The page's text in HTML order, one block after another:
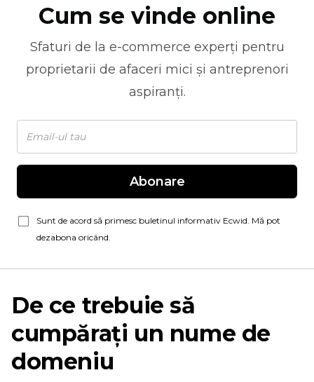
Cum se vinde online
Sfaturi de la e-commerce experți pentru
proprietarii de afaceri mici și antreprenori
aspiranți.
Abonare
Sunt de acord să primesc buletinul informativ Ecwid. Mă pot
dezabona oricând.
De ce trebuie să
cumpărați un nume de
domeniu